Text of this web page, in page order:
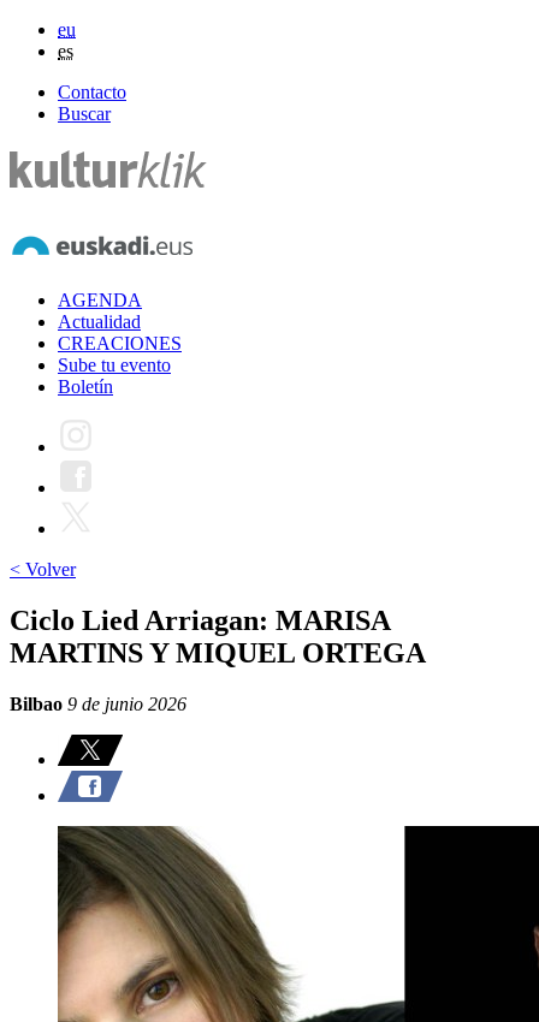
eu
es
Contacto
Buscar
AGENDA
Actualidad
CREACIONES
Sube tu evento
Boletín
< Volver
Ciclo Lied Arriagan: MARISA
MARTINS Y MIQUEL ORTEGA
Bilbao 9 de junio 2026